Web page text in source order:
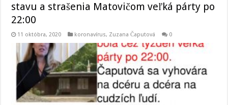
stavu a strašenia Matovičom veľká párty po
22:00
11 októbra, 2020 koronavírus, Zuzana Čaputová 0